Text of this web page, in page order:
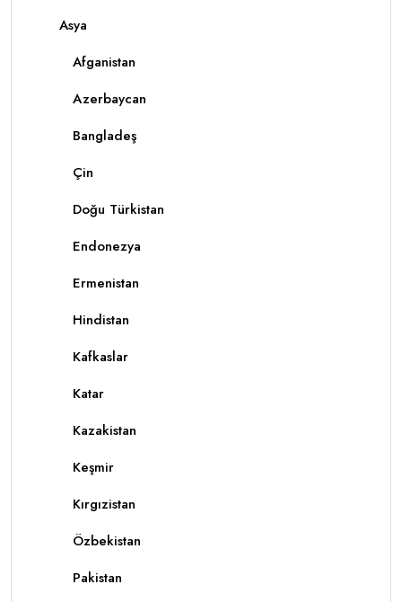
Asya
Afganistan
Azerbaycan
Bangladeş
Çin
Doğu Türkistan
Endonezya
Ermenistan
Hindistan
Kafkaslar
Katar
Kazakistan
Keşmir
Kırgızistan
Özbekistan
Pakistan